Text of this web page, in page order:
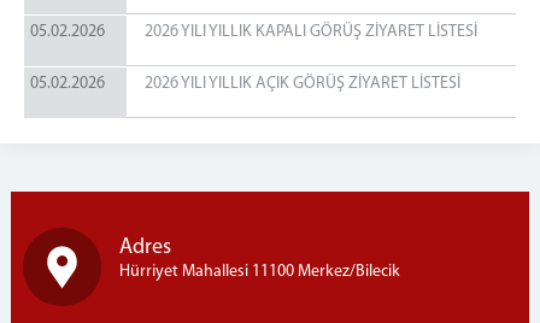
05.02.2026 2026 YILI YILLIK KAPALI GÖRÜŞ ZİYARET LİSTESİ
05.02.2026 2026 YILI YILLIK AÇIK GÖRÜŞ ZİYARET LİSTESİ
Adres
Hürriyet Mahallesi 11100 Merkez/Bilecik